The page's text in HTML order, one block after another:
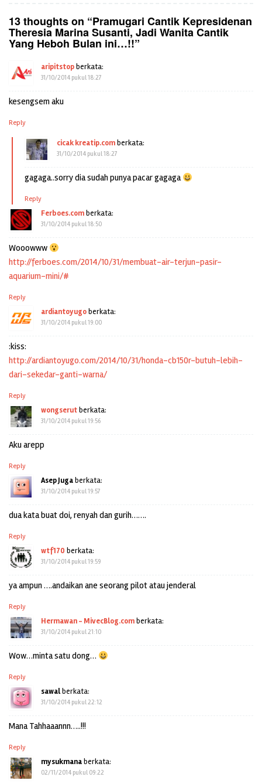
13 thoughts on “Pramugari Cantik Kepresidenan
Theresia Marina Susanti, Jadi Wanita Cantik
Yang Heboh Bulan ini…!!”
aripitstopberkata:
31/10/2014 pukul 18:27
kesengsem aku
Reply
cicak kreatip.comberkata:
31/10/2014 pukul 18:27
gagaga..sorry dia sudah punya pacar gagaga
Reply
Ferboes.comberkata:
31/10/2014 pukul 18:50
Wooowww
http://ferboes.com/2014/10/31/membuat-air-terjun-pasir-
aquarium-mini/#
Reply
ardiantoyugoberkata:
31/10/2014 pukul 19:00
:kiss:
http://ardiantoyugo.com/2014/10/31/honda-cb150r-butuh-lebih-
dari-sekedar-ganti-warna/
Reply
wongserutberkata:
31/10/2014 pukul 19:56
Aku arepp
Reply
Asep Jugaberkata:
31/10/2014 pukul 19:57
dua kata buat doi, renyah dan gurih…….
Reply
wtf170 berkata:
31/10/2014 pukul 19:59
ya ampun ….andaikan ane seorang pilot atau jenderal
Reply
Hermawan - MivecBlog.comberkata:
31/10/2014 pukul 21:10
Wow…minta satu dong…
Reply
sawalberkata:
31/10/2014 pukul 22:12
Mana Tahhaaannn…..!!!
Reply
mysukmanaberkata:
02/11/2014 pukul 09:22